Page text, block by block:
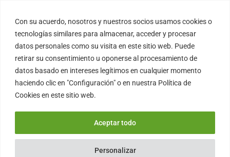
Con su acuerdo, nosotros y nuestros socios usamos cookies o
tecnologías similares para almacenar, acceder y procesar
datos personales como su visita en este sitio web. Puede
retirar su consentimiento u oponerse al procesamiento de
datos basado en intereses legítimos en cualquier momento
haciendo clic en "Configuración" o en nuestra Política de
Cookies en este sitio web.
Personalizar
Aceptar todo
contenido
FORTINUX.COM
08004 – Barcelona
Cataluña – España
info@fortinux.com
0034 – 644 79 25 79
Lun – Vie 9:00 AM a 6:00PM